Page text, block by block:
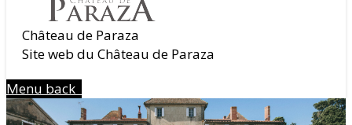
Château de Paraza
Site web du Château de Paraza
Menu back